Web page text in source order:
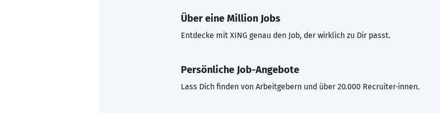
Über eine Million Jobs
Entdecke mit XING genau den Job, der wirklich zu Dir passt.
Persönliche Job-Angebote
Lass Dich finden von Arbeitgebern und über 20.000 Recruiter·innen.